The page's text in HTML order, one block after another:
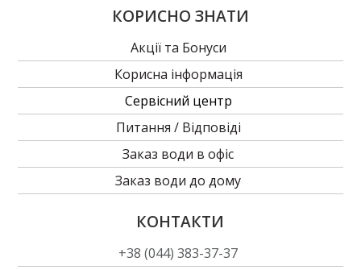
КОРИСНО ЗНАТИ
Акції та Бонуси
Корисна інформація
Сервісний центр
Питання / Відповіді
Заказ води в офіс
Заказ води до дому
КОНТАКТИ
+38 (044) 383-37-37